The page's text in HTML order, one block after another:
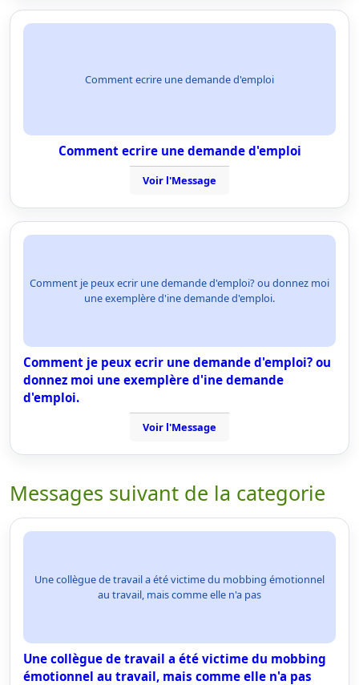
Comment ecrire une demande d'emploi
Comment ecrire une demande d'emploi
Voir l'Message
Comment je peux ecrir une demande d'emploi? ou donnez moi
une exemplère d'ine demande d'emploi.
Comment je peux ecrir une demande d'emploi? ou
donnez moi une exemplère d'ine demande
d'emploi.
Voir l'Message
Messages suivant de la categorie
Une collègue de travail a été victime du mobbing émotionnel
au travail, mais comme elle n'a pas
Une collègue de travail a été victime du mobbing
émotionnel au travail, mais comme elle n'a pas